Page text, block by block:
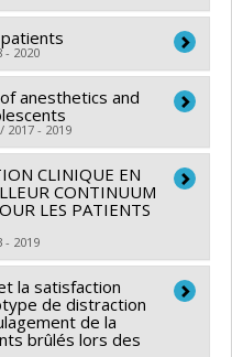
PVXXXXXX-(PJT)
May
de l'Hôpital Ste-
2020
May
de l'Hôpital Ste-
anesthetics and
- 2019
,Julie Autmizguine
Institutes of
CLINIQUE EN
CONTINUUM
LES PATIENTS
2019
,Sylvie Le
,Sylvie Dubois
la satisfaction
de distraction
de la
brûlés lors des